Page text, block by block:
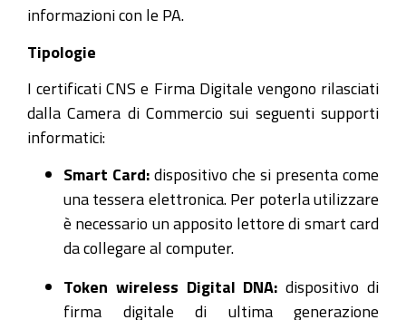
informazioni con le PA.
Tipologie
I certificati CNS e Firma Digitale vengono rilasciati
dalla Camera di Commercio sui seguenti supporti
informatici:
Smart Card: dispositivo che si presenta come
una tessera elettronica. Per poterla utilizzare
è necessario un apposito lettore di smart card
da collegare al computer.
Token wireless Digital DNA: dispositivo di
firma digitale di ultima generazione